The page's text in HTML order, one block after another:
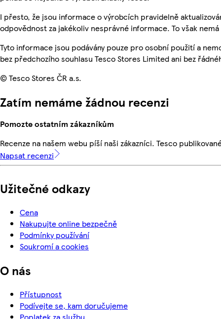
I přesto, že jsou informace o výrobcích pravidelně
odpovědnost za jakékoliv nesprávné informace. To však
Tyto informace jsou podávány pouze pro osobní použití a
bez předchozího souhlasu Tesco Stores Limited ani bez
© Tesco Stores ČR a.s.
Zatím nemáme žádnou recenzi
Pomozte ostatním zákazníkům
Recenze na našem webu píší naši zákazníci. Tesco
Napsat recenzi
Užitečné odkazy
Cena
Nakupujte online bezpečně
Podmínky používání
Soukromí a cookies
O nás
Přístupnost
Podívejte se, kam doručujeme
Poplatek za službu